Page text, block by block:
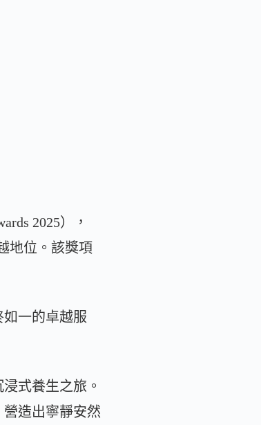
2025），
地位。該獎項
一的卓越服
式養生之旅。
造出寧靜安然